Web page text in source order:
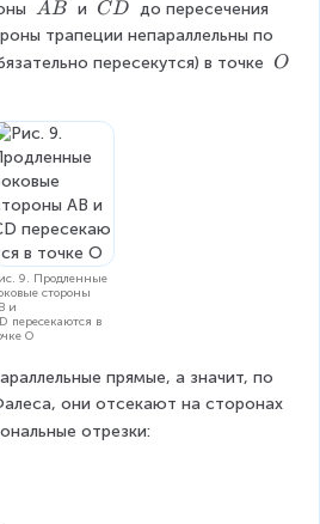
\
\
A
AB и \
\
C
CD до пересечения
трапеции непараллельны по
пересекутся) в точке \
O
9. Продленные
стороны
и
пересекаются в
O
прямые, а значит, по
они отсекают на сторонах
отрезки: